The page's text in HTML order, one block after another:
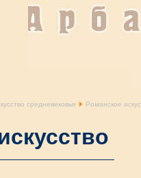
средневековья Романское